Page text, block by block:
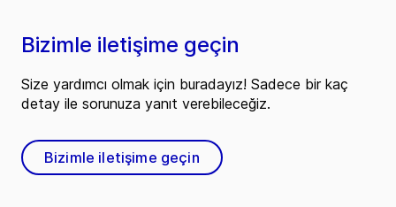
Bizimle iletişime geçin
Size yardımcı olmak için buradayız! Sadece bir kaç
detay ile sorunuza yanıt verebileceğiz.
Bizimle iletişime geçin